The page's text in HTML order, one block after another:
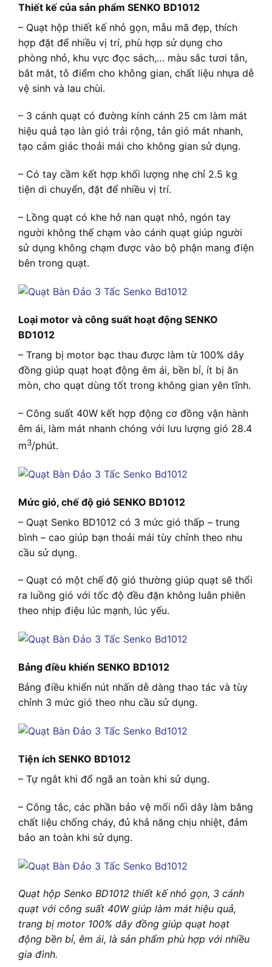
Thiết kế của sản phẩm SENKO BD1012
– Quạt hộp thiết kế nhỏ gọn, mẫu mã đẹp, thích
hợp đặt để nhiều vị trí, phù hợp sử dụng cho
phòng nhỏ, khu vực đọc sách,… màu sắc tươi tắn,
bắt mắt, tô điểm cho không gian, chất liệu nhựa dễ
vệ sinh và lau chùi.
– 3 cánh quạt có đường kính cánh 25 cm làm mát
hiệu quả tạo làn gió trải rộng, tản gió mát nhanh,
tạo cảm giác thoải mái cho không gian sử dụng.
– Có tay cầm kết hợp khối lượng nhẹ chỉ 2.5 kg
tiện di chuyển, đặt để nhiều vị trí.
– Lồng quạt có khe hở nan quạt nhỏ, ngón tay
người không thể chạm vào cánh quạt giúp người
sử dụng không chạm được vào bộ phận mang điện
bên trong quạt.
Loại motor và công suất hoạt động SENKO
BD1012
– Trang bị motor bạc thau được làm từ 100% dây
đồng giúp quạt hoạt động êm ái, bền bỉ, ít bị ăn
mòn, cho quạt dùng tốt trong không gian yên tĩnh.
– Công suất 40W kết hợp động cơ đồng vận hành
êm ái, làm mát nhanh chóng với lưu lượng gió 28.4
m3/phút.
Mức gió, chế độ gió SENKO BD1012
– Quạt Senko BD1012 có 3 mức gió thấp – trung
bình – cao giúp bạn thoải mái tùy chỉnh theo nhu
cầu sử dụng.
– Quạt có một chế độ gió thường giúp quạt sẽ thổi
ra luồng gió với tốc độ đều đặn không luân phiên
theo nhịp điệu lúc mạnh, lúc yếu.
Bảng điều khiển SENKO BD1012
Bảng điều khiển nút nhấn dễ dàng thao tác và tùy
chỉnh 3 mức gió theo nhu cầu sử dụng.
Tiện ích SENKO BD1012
– Tự ngắt khi đổ ngã an toàn khi sử dụng.
– Công tắc, các phần bảo vệ mối nối dây làm bằng
chất liệu chống cháy, đủ khả năng chịu nhiệt, đảm
bảo an toàn khi sử dụng.
Quạt hộp Senko BD1012 thiết kế nhỏ gọn, 3 cánh
quạt với công suất 40W giúp làm mát hiệu quả,
trang bị motor 100% dây đồng giúp quạt hoạt
động bền bỉ, êm ái, là sản phẩm phù hợp với nhiều
gia đình.